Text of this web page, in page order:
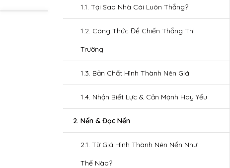
1.1. Tại Sao Nhà Cái Luôn Thắng?
1.2. Công Thức Để Chiến Thắng Thị
Trường
1.3. Bản Chất Hình Thành Nên Giá
1.4. Nhận Biết Lực & Cản Mạnh Hay Yếu
2. Nến & Đọc Nến
2.1. Từ Giá Hình Thành Nên Nến Như
Thế Nào?